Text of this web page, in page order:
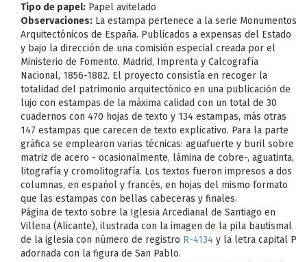
Tipo de papel: Papel avitelado
Observaciones: La estampa pertenece a la serie Monumentos
Arquitectónicos de España. Publicados a expensas del Estado
y bajo la dirección de una comisión especial creada por el
Ministerio de Fomento, Madrid, Imprenta y Calcografía
Nacional, 1856-1882. El proyecto consistía en recoger la
totalidad del patrimonio arquitectónico en una publicación de
lujo con estampas de la máxima calidad con un total de 30
cuadernos con 470 hojas de texto y 134 estampas, más otras
147 estampas que carecen de texto explicativo. Para la parte
gráfica se emplearon varias técnicas: aguafuerte y buril sobre
matriz de acero - ocasionalmente, lámina de cobre-, aguatinta,
litografía y cromolitografía. Los textos fueron impresos a dos
columnas, en español y francés, en hojas del mismo formato
que las estampas con bellas cabeceras y finales.
Página de texto sobre la Iglesia Arcedianal de Santiago en
Villena (Alicante), ilustrada con la imagen de la pila bautismal
de la iglesia con número de registro R-4134 y la letra capital P
adornada con la figura de San Pablo.